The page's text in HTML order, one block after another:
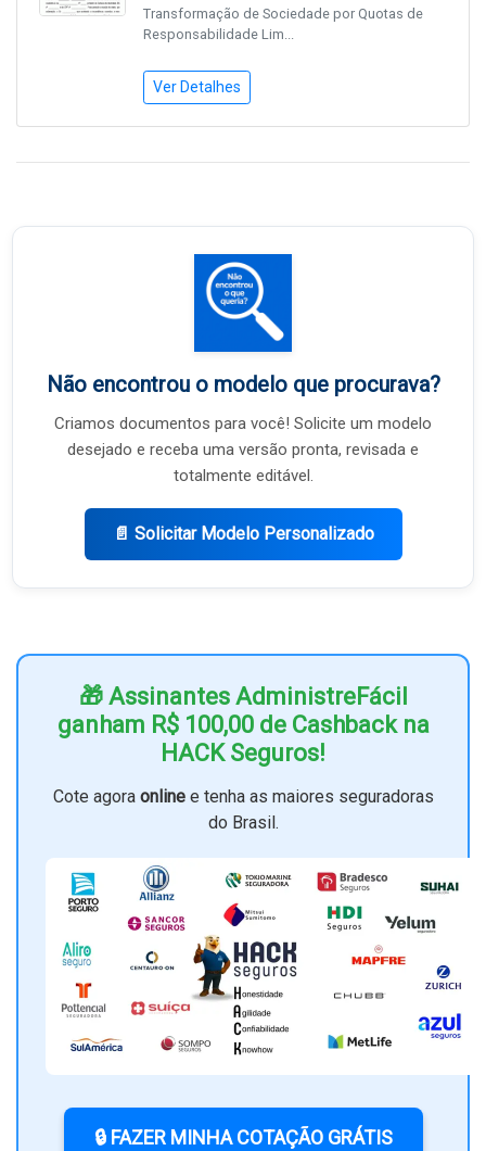
Transformação de Sociedade por Quotas de
Responsabilidade Lim...
Ver Detalhes
Não encontrou o modelo que procurava?
Criamos documentos para você! Solicite um modelo
desejado e receba uma versão pronta, revisada e
totalmente editável.
📄 Solicitar Modelo Personalizado
🎁 Assinantes AdministreFácil
ganham R$ 100,00 de Cashback na
HACK Seguros!
Cote agora onlinee tenha as maiores seguradoras
do Brasil.
🔒 FAZER MINHA COTAÇÃO GRÁTIS